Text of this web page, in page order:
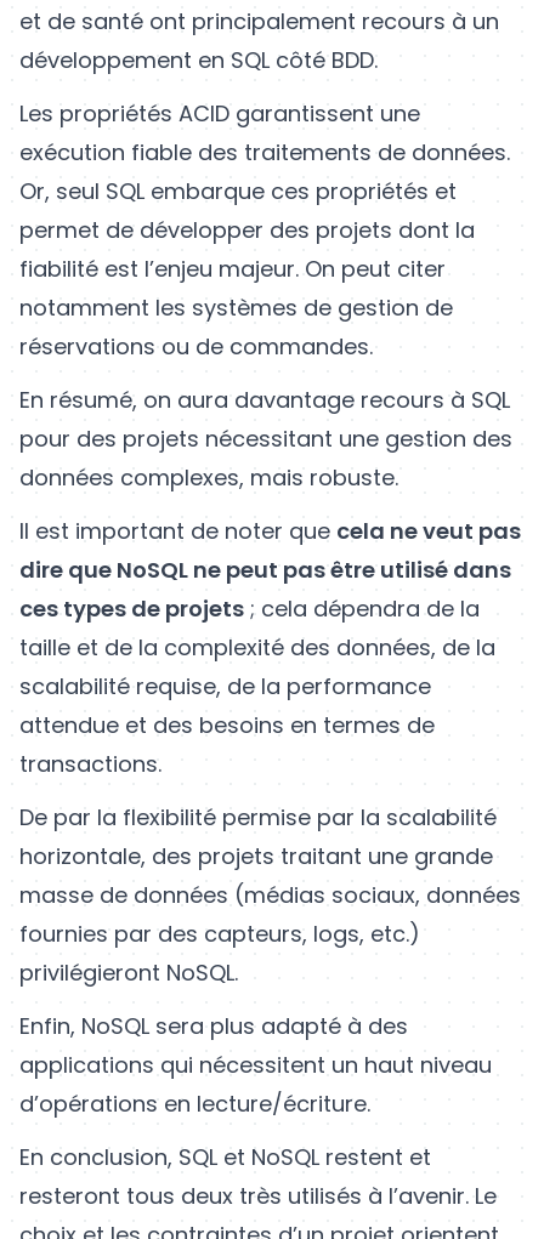
et de santé ont principalement recours à un
développement en SQL côté BDD.
Les propriétés ACID garantissent une
exécution fiable des traitements de données.
Or, seul SQL embarque ces propriétés et
permet de développer des projets dont la
fiabilité est l’enjeu majeur. On peut citer
notamment les systèmes de gestion de
réservations ou de commandes.
En résumé, on aura davantage recours à SQL
pour des projets nécessitant une gestion des
données complexes, mais robuste.
Il est important de noter que cela ne veut pas
dire que NoSQL ne peut pas être utilisé dans
ces types de projets ; cela dépendra de la
taille et de la complexité des données, de la
scalabilité requise, de la performance
attendue et des besoins en termes de
transactions.
De par la flexibilité permise par la scalabilité
horizontale, des projets traitant une grande
masse de données (médias sociaux, données
fournies par des capteurs, logs, etc.)
privilégieront NoSQL.
Enfin, NoSQL sera plus adapté à des
applications qui nécessitent un haut niveau
d’opérations en lecture/écriture.
En conclusion, SQL et NoSQL restent et
resteront tous deux très utilisés à l’avenir. Le